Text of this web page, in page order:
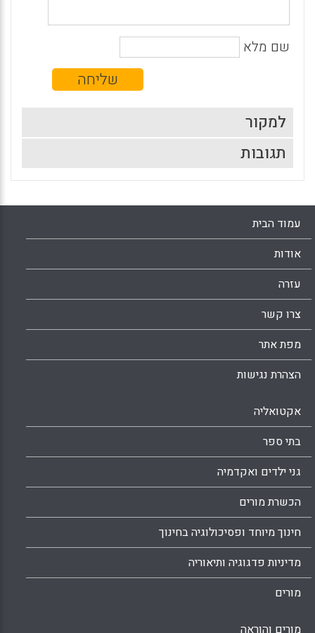
שם מלא
למקור
תגובות
עמוד הבית
אודות
עזרה
צרו קשר
מפת אתר
הצהרת נגישות
אקטואליה
בתי ספר
גני ילדים ואקדמיה
הכשרת מורים
חינוך מיוחד ופסיכולוגיה בחינוך
מדיניות פדגוגיה ותיאוריה
מורים
מורים והוראה